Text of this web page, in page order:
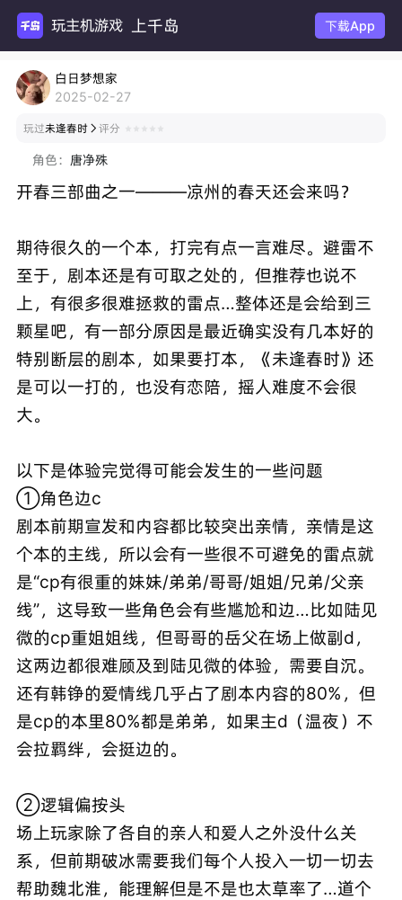
玩主机游戏 上千岛 下载App
白日梦想家
2025-02-27
玩过未逢春时 评分
角色： 唐净殊
开春三部曲之一———凉州的春天还会来吗？
期待很久的一个本，打完有点一言难尽。避雷不
至于，剧本还是有可取之处的，但推荐也说不
上，有很多很难拯救的雷点…整体还是会给到三
颗星吧，有一部分原因是最近确实没有几本好的
特别断层的剧本，如果要打本，《未逢春时》还
是可以一打的，也没有恋陪，摇人难度不会很
大。
以下是体验完觉得可能会发生的一些问题
①角色边c
剧本前期宣发和内容都比较突出亲情，亲情是这
个本的主线，所以会有一些很不可避免的雷点就
是“cp有很重的妹妹/弟弟/哥哥/姐姐/兄弟/父亲
线”，这导致一些角色会有些尴尬和边…比如陆见
微的cp重姐姐线，但哥哥的岳父在场上做副d，
这两边都很难顾及到陆见微的体验，需要自沉。
还有韩铮的爱情线几乎占了剧本内容的80%，但
是cp的本里80%都是弟弟，如果主d（温夜）不
会拉羁绊，会挺边的。
②逻辑偏按头
场上玩家除了各自的亲人和爱人之外没什么关
系，但前期破冰需要我们每个人投入一切一切去
帮助魏北淮，能理解但是不是也太草率了…道个